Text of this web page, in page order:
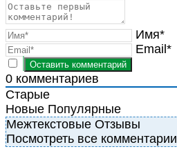
Имя*
Email*
0 комментариев
Старые
Новые Популярные
Межтекстовые Отзывы
Посмотреть все комментарии